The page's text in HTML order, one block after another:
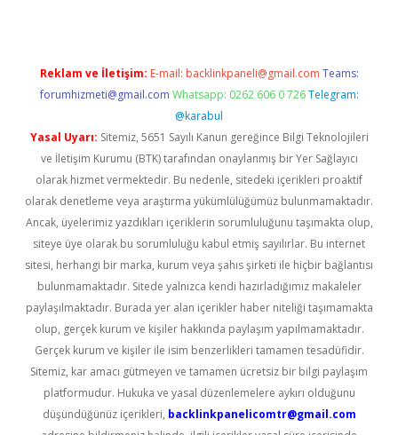
Reklam ve İletişim: E-mail: backlinkpaneli@gmail.com Teams:
forumhizmeti@gmail.com Whatsapp: 0262 606 0 726 Telegram:
@karabul
Yasal Uyarı: Sitemiz, 5651 Sayılı Kanun gereğince Bilgi Teknolojileri
ve İletişim Kurumu (BTK) tarafından onaylanmış bir Yer Sağlayıcı
olarak hizmet vermektedir. Bu nedenle, sitedeki içerikleri proaktif
olarak denetleme veya araştırma yükümlülüğümüz bulunmamaktadır.
Ancak, üyelerimiz yazdıkları içeriklerin sorumluluğunu taşımakta olup,
siteye üye olarak bu sorumluluğu kabul etmiş sayılırlar. Bu internet
sitesi, herhangi bir marka, kurum veya şahıs şirketi ile hiçbir bağlantısı
bulunmamaktadır. Sitede yalnızca kendi hazırladığımız makaleler
paylaşılmaktadır. Burada yer alan içerikler haber niteliği taşımamakta
olup, gerçek kurum ve kişiler hakkında paylaşım yapılmamaktadır.
Gerçek kurum ve kişiler ile isim benzerlikleri tamamen tesadüfidir.
Sitemiz, kar amacı gütmeyen ve tamamen ücretsiz bir bilgi paylaşım
platformudur. Hukuka ve yasal düzenlemelere aykırı olduğunu
düşündüğünüz içerikleri, backlinkpanelicomtr@gmail.com